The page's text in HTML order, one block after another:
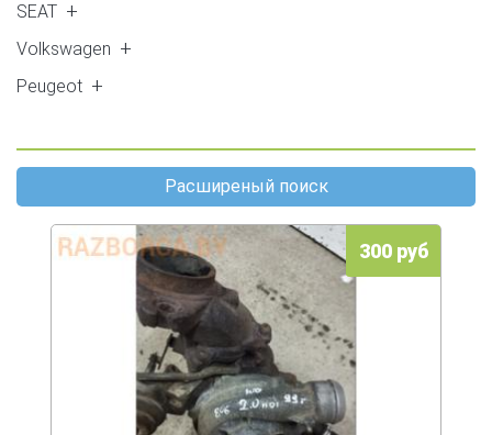
SEAT
Volkswagen
Peugeot
Расширеный поиск
300 руб